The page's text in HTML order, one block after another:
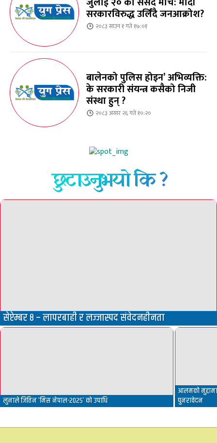
सरकारविरुद्ध उर्लिंदै जनआक्रोश?
२०८३ साउन १ गते १७:०१
बालेनको पुलिस होइन’ अभिव्यक्ति:
के सरकारी संयन्त्र कसैको निजी
संस्था हुन् ?
२०८३ असार २६ गते १०:२०
छुटाउनुभयो कि ?
सेप्टेम्बर ८ – लापरबाही र लज्जास्पद संवेदनहीनता
लुनाले जितिन ‘मिस नेपाल-२०२५’ को उपाधि
आलमको
पुनरावेदन